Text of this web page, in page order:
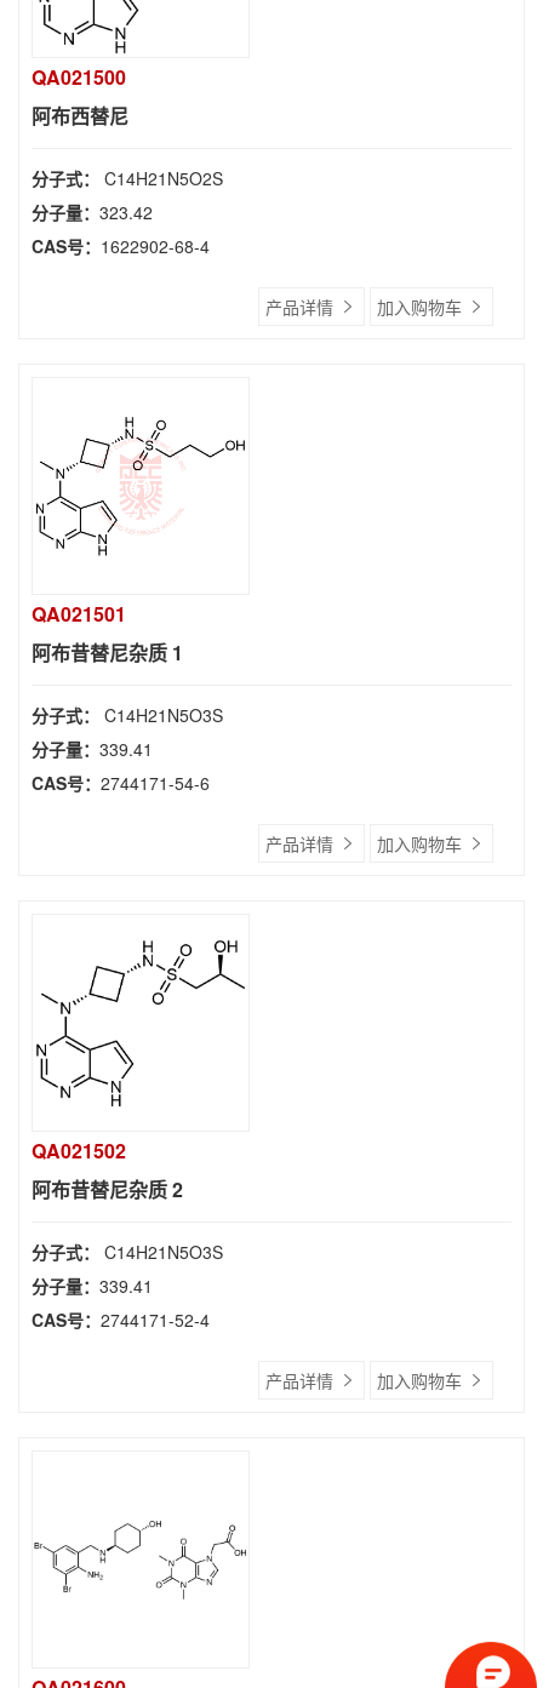
QA021500
阿布西替尼
分子式： C14H21N5O2S
分子量： 323.42
CAS号： 1622902-68-4
产品详情 加入购物车
QA021501
阿布昔替尼杂质 1
分子式： C14H21N5O3S
分子量： 339.41
CAS号： 2744171-54-6
产品详情 加入购物车
QA021502
阿布昔替尼杂质 2
分子式： C14H21N5O3S
分子量： 339.41
CAS号： 2744171-52-4
产品详情 加入购物车